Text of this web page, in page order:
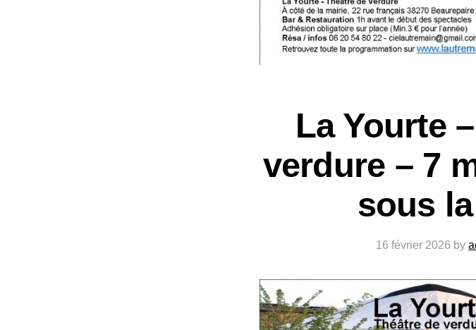
La Yourte
verdure – 7
sous
16 février 2026 by